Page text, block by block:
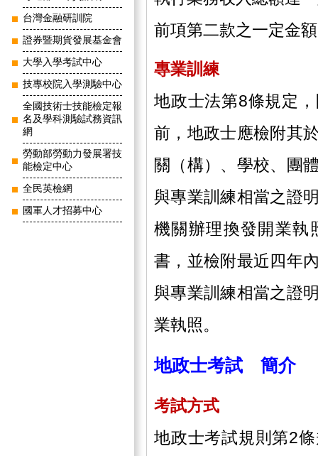
台灣金融研訓院
證券暨期貨發展基金會
大學入學考試中心
技專校院入學測驗中心
全國技術士技能檢定報
名及學科測驗試務資訊
網
勞動部勞動力發展署技
能檢定中心
全民英檢網
國軍人才招募中心
前項第二款之一定金
專業訓練
地政士法第8條規定
前，地政士應檢附其
關（構）、學校、團
與專業訓練相當之證
機關辦理換發開業執
書，並檢附最近四年
與專業訓練相當之證
業執照。
地政士考試 簡介
考試方式
地政士考試規則第2